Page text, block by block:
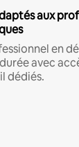
aux
en
avec
dédiés.